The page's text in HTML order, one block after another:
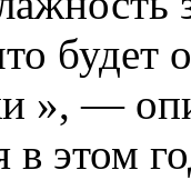
будет
», —
в этом